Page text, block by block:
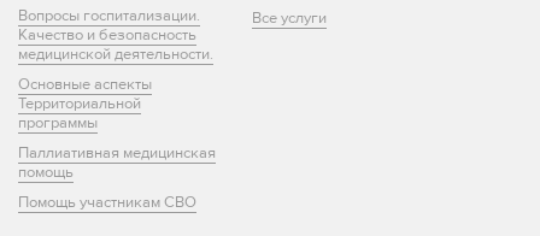
Вопросы госпитализации.
Качество и безопасность
медицинской деятельности.
Основные аспекты
Территориальной
программы
Паллиативная медицинская
помощь
Помощь участникам СВО
Все услуги